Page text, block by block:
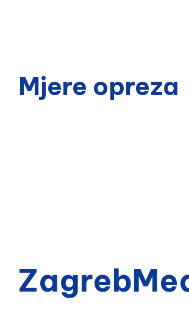
Mjere opreza